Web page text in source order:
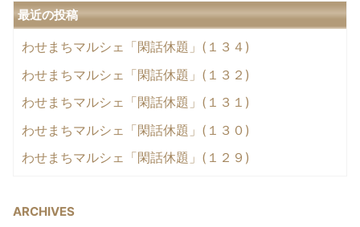
最近の投稿
わせまちマルシェ「閑話休題」(１３４)
わせまちマルシェ「閑話休題」(１３２)
わせまちマルシェ「閑話休題」(１３１)
わせまちマルシェ「閑話休題」(１３０)
わせまちマルシェ「閑話休題」(１２９)
ARCHIVES